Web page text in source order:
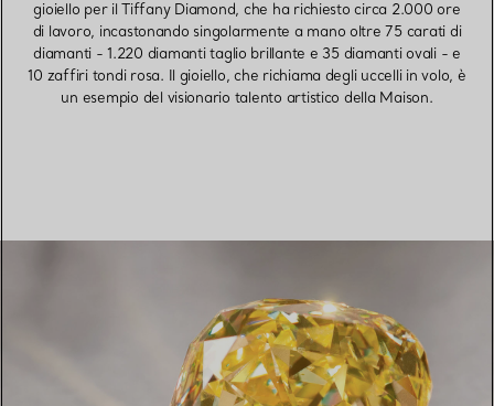
gioiello per il Tiffany Diamond, che ha richiesto circa 2.000 ore
di lavoro, incastonando singolarmente a mano oltre 75 carati di
diamanti - 1.220 diamanti taglio brillante e 35 diamanti ovali - e
10 zaffiri tondi rosa. Il gioiello, che richiama degli uccelli in volo, è
un esempio del visionario talento artistico della Maison.